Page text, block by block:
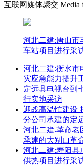
互联网媒体聚交 Media
河北二建:唐山市
车站项目进行采
河北二建:衡水市
灾应急能力提升
定远县电视台到
行实地采访
迎战高温忙建设
分公司承建的定
河北二建:革命老
承建的大别山革
河北二建:寿阳县
供热项目进行采